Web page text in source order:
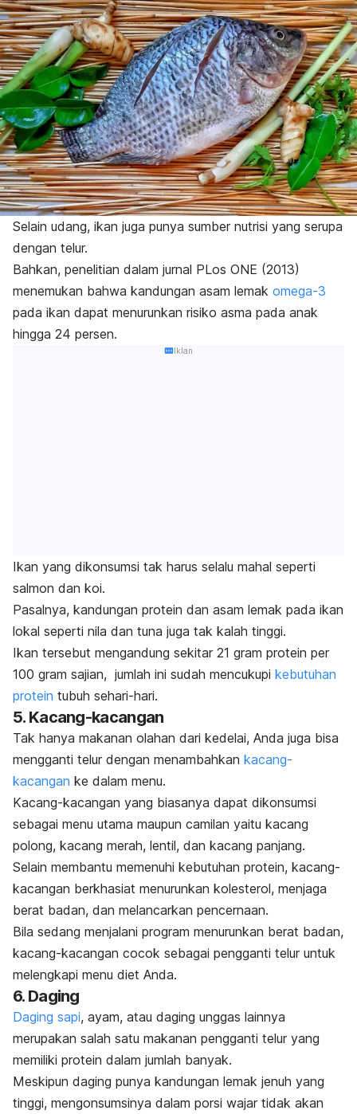
Selain udang, ikan juga punya sumber nutrisi yang serupa
dengan telur.
Bahkan, penelitian dalam jurnal PLos ONE (2013)
menemukan bahwa kandungan asam lemak omega-3
pada ikan dapat menurunkan risiko asma pada anak
hingga 24 persen.
Iklan
Ikan yang dikonsumsi tak harus selalu mahal seperti
salmon dan koi.
Pasalnya, kandungan protein dan asam lemak pada ikan
lokal seperti nila dan tuna juga tak kalah tinggi.
Ikan tersebut mengandung sekitar 21 gram protein per
100 gram sajian, jumlah ini sudah mencukupi kebutuhan
protein tubuh sehari-hari.
5. Kacang-kacangan
Tak hanya makanan olahan dari kedelai, Anda juga bisa
mengganti telur dengan menambahkan kacang-
kacangan ke dalam menu.
Kacang-kacangan yang biasanya dapat dikonsumsi
sebagai menu utama maupun camilan yaitu kacang
polong, kacang merah, lentil, dan kacang panjang.
Selain membantu memenuhi kebutuhan protein, kacang-
kacangan berkhasiat menurunkan kolesterol, menjaga
berat badan, dan melancarkan pencernaan.
Bila sedang menjalani program menurunkan berat badan,
kacang-kacangan cocok sebagai pengganti telur untuk
melengkapi menu diet Anda.
6. Daging
Daging sapi, ayam, atau daging unggas lainnya
merupakan salah satu makanan pengganti telur yang
memiliki protein dalam jumlah banyak.
Meskipun daging punya kandungan lemak jenuh yang
tinggi, mengonsumsinya dalam porsi wajar tidak akan